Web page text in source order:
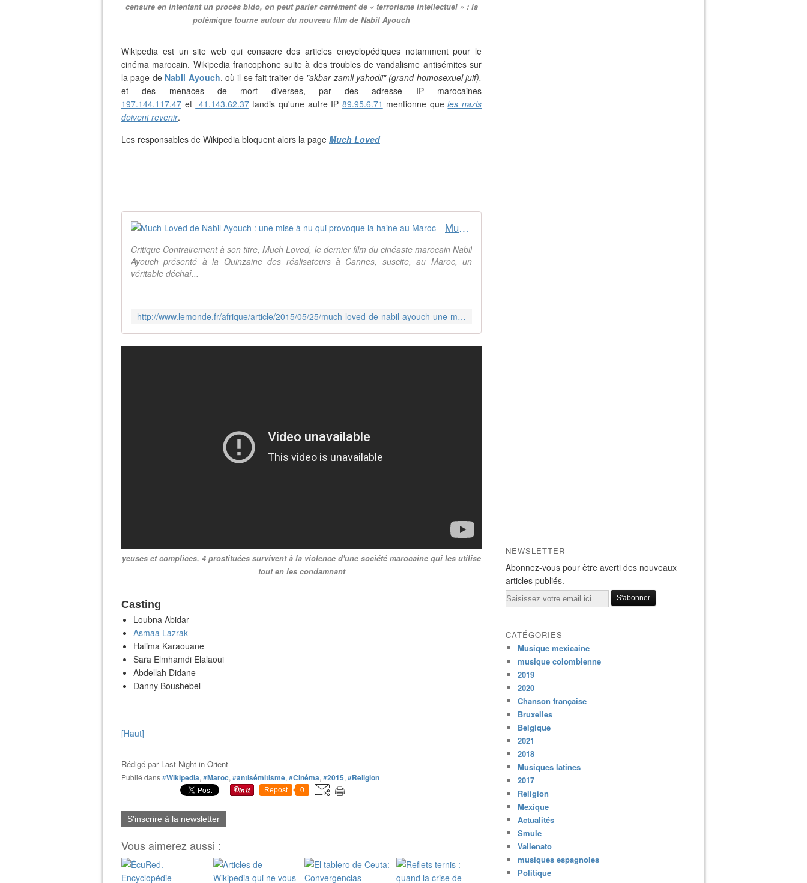
censure en intentant un procès bido, on peut parler carrément de « terrorisme intellectuel » : la
polémique tourne autour du nouveau film de Nabil Ayouch
Wikipedia est un site web qui consacre des articles encyclopédiques notamment pour le
cinéma marocain. Wikipedia francophone suite à des troubles de vandalisme antisémites sur
la page de Nabil Ayouch, où il se fait traiter de "akbar zamll yahodii" (grand homosexuel juif),
et des menaces de mort diverses, par des adresse IP marocaines
197.144.117.47 et 41.143.62.37tandis qu'une autre IP 89.95.6.71 mentionne queles nazis
doivent revenir.
Les responsables de Wikipedia bloquent alors la page Much Loved
Much Loved de Nabil Ayouch : une mise à nu qui provoque la haine au Maroc
Critique Contrairement à son titre, Much Loved, le dernier film du cinéaste marocain Nabil
Ayouch présenté à la Quinzaine des réalisateurs à Cannes, suscite, au Maroc, un
véritable déchaî...
http://www.lemonde.fr/afrique/article/2015/05/25/much-loved-de-nabil-ayouch-une-mise-a-nu-qui-provoque-la-haine-au-maroc_4639787_3212.html
yeuses et complices, 4 prostituées survivent à la violence d'une société marocaine qui les utilise
tout en les condamnant
Casting
Loubna Abidar
Asmaa Lazrak
Halima Karaouane
Sara Elmhamdi Elalaoui
Abdellah Didane
Danny Boushebel
[Haut]
Rédigé par Last Night in Orient
Publié dans#Wikipedia, #Maroc, #antisémitisme, #Cinéma, #2015, #Religion
Repost 0
S'inscrire à la newsletter
Vous aimerez aussi :
NEWSLETTER
Abonnez-vous pour être averti des nouveaux
articles publiés.
Email
CATÉGORIES
Musique mexicaine
musique colombienne
2019
2020
Chanson française
Bruxelles
Belgique
2021
2018
Musiques latines
2017
Religion
Mexique
Actualités
Smule
Vallenato
musiques espagnoles
Politique